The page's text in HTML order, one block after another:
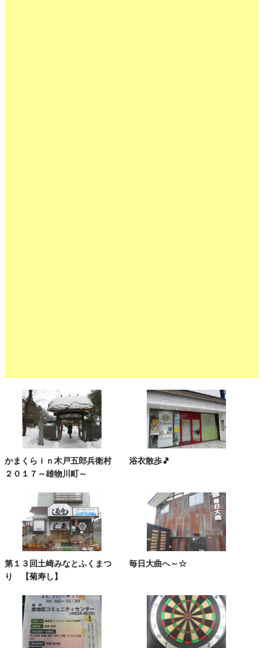
かまくらｉｎ木戸五郎兵衛村
２０１７～雄物川町～
浴衣散歩🎵
第１３回土崎みなとふくまつ
り 【菊寿し】
毎日大曲へ～☆